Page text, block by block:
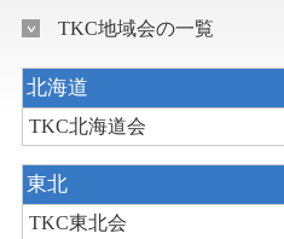
TKC地域会の一覧
北海道
TKC北海道会
東北
TKC東北会